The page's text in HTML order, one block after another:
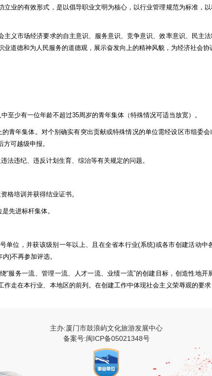
业的有效形式，是以倡导职业文明为核心，以行业管理规范为标准，
义市场经济要求的自主意识、服务意识、竞争意识、效率意识、民主
道德和为人民服务的道德观，展示奋发向上的精神风貌，为经济社会协
少有一位年龄不超过35周岁的青年集体（特殊情况可适当放宽）。
年集体。对个别确实有突出贡献或特殊情况的单位需经设区市组委会
可越级申报。
违纪、违反计划生育、综治等有关规定的问题。
培训并获得结业证书。
先进标杆集体。
位，并获该级别一年以上、且在全省本行业(系统)或各市创建活动中
)不再参加评选。
服务一流、管理一流、人才一流、业绩一流”的创建目标，创造性地
走在本行业、本地区的前列。在创建工作中体现社会主义荣辱观的要
进步，为全省创建工作中提供有益经验，得到社会肯定，有一定推广
会效益和人才效益。
党、团组织健全，为创建工作创造良好的外部环境。紧密围绕本单位
意识强，对创建意义和内容认识到位。有明确的创建规划、细化的创建
主办:厦门市鼓浪屿文化旅游发展中心
备案号:闽ICP备05021348号